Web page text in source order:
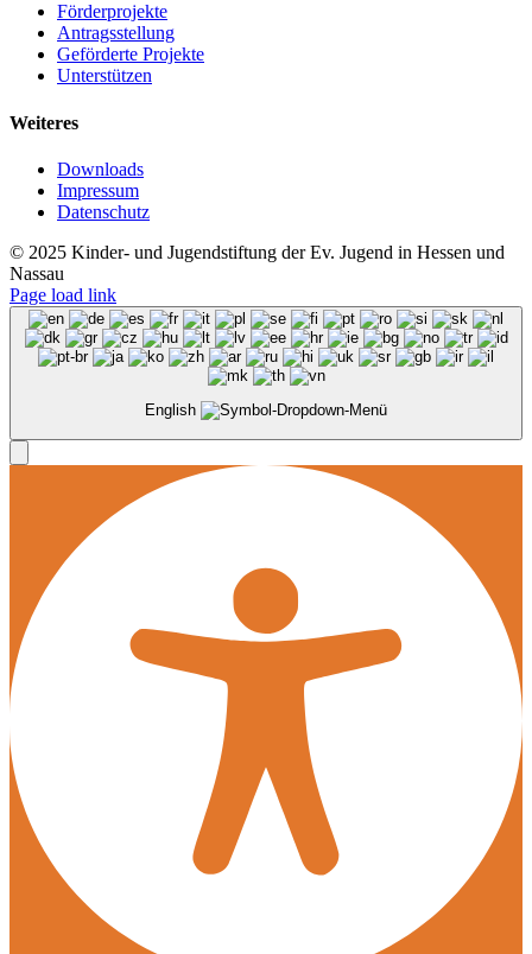
Förderprojekte
Antragsstellung
Geförderte Projekte
Unterstützen
Weiteres
Downloads
Impressum
Datenschutz
© 2025 Kinder- und Jugendstiftung der Ev. Jugend in Hessen und
Nassau
Page load link
English